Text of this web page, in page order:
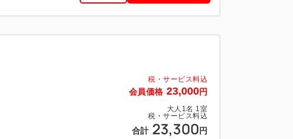
税・サービス料込
会員価格 23,000円
大人 1名 1室
税・サービス料込
合計 23,300 円